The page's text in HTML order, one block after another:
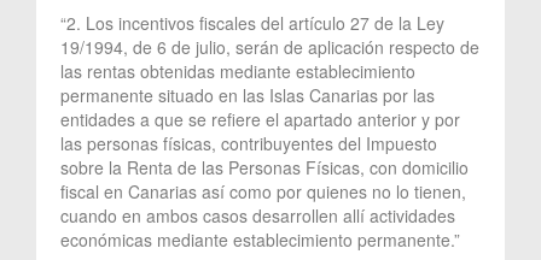
“2. Los incentivos fiscales del artículo 27 de la Ley
19/1994, de 6 de julio, serán de aplicación respecto de
las rentas obtenidas mediante establecimiento
permanente situado en las Islas Canarias por las
entidades a que se refiere el apartado anterior y por
las personas físicas, contribuyentes del Impuesto
sobre la Renta de las Personas Físicas, con domicilio
fiscal en Canarias así como por quienes no lo tienen,
cuando en ambos casos desarrollen allí actividades
económicas mediante establecimiento permanente.”